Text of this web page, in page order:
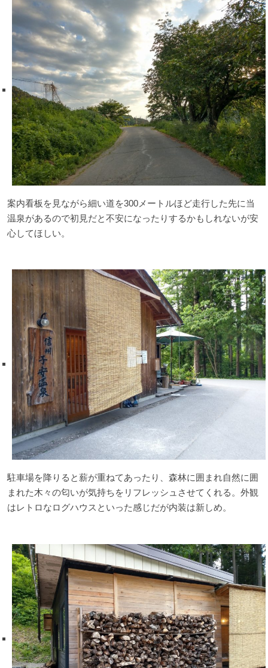
案内看板を見ながら細い道を300メートルほど走行した先に当
温泉があるので初見だと不安になったりするかもしれないが安
心してほしい。
駐車場を降りると薪が重ねてあったり、森林に囲まれ自然に囲
まれた木々の匂いが気持ちをリフレッシュさせてくれる。外観
はレトロなログハウスといった感じだが内装は新しめ。